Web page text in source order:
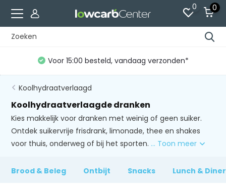
0 0
Voor 15:00 besteld, vandaag verzonden*
Koolhydraatverlaagd
Koolhydraatverlaagde dranken
Kies makkelijk voor dranken met weinig of geen suiker.
Ontdek suikervrije frisdrank, limonade, thee en shakes
voor thuis, onderweg of bij het sporten. ... Toon meer
Brood & Beleg Ontbijt Snacks Lunch & Diner